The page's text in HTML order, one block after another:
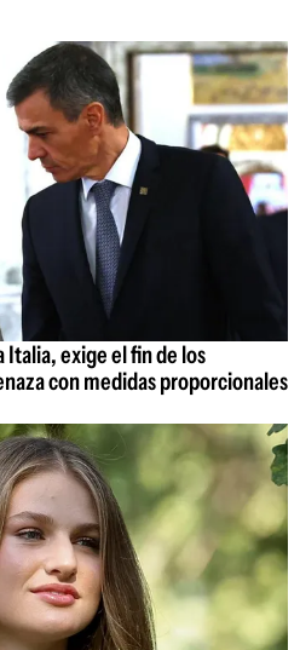
Italia, exige el fin de los
con medidas proporcionales